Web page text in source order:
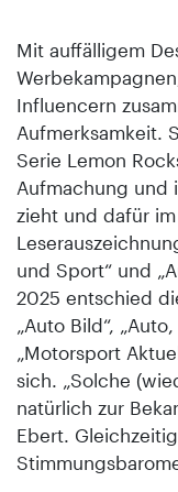
Mit auffälligem
Influencern
Aufmerksamkeit.
Serie Lemon
Aufmachung und
zieht und dafür
und Sport“ und
2025 entschied
„Auto Bild“,
„Motorsport
sich. „Solche
natürlich zur
Ebert.